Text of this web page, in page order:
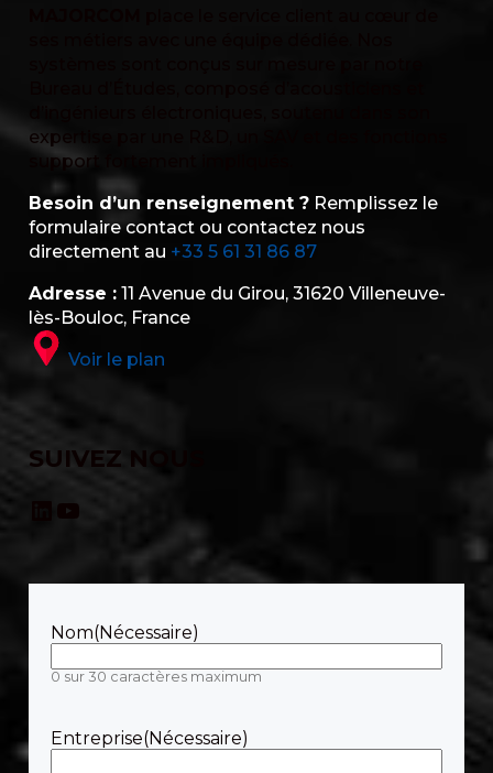
expertise par une R&D, un SAV et des fonctions
support fortement impliqués.
Besoin d’un renseignement ? Remplissez le
formulaire contact ou contactez nous
directement au +33 5 61 31 86 87
Adresse : 11 Avenue du Girou, 31620 Villeneuve-
lès-Bouloc, France
Voir le plan
SUIVEZ NOUS
YouTube
Nom(Nécessaire)
0 sur 30 caractères maximum
Entreprise(Nécessaire)